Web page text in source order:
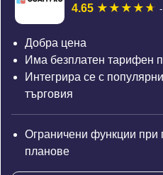
4.65
Добра цена
Има безплатен тарифен
Интегрира се с
търговия
Ограничени функции при
планове